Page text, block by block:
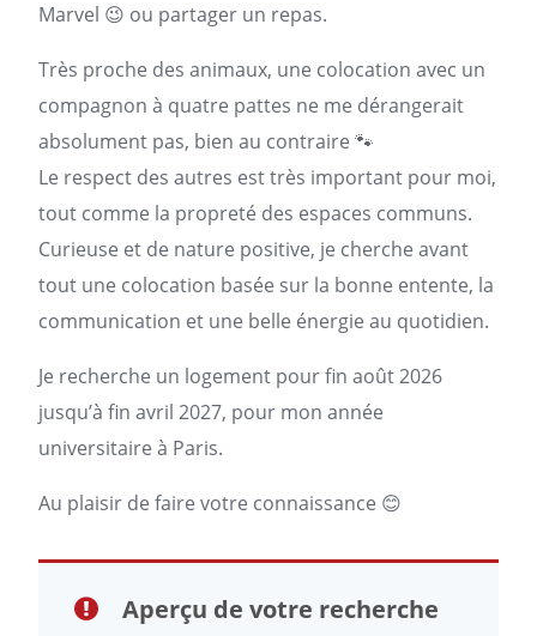
Marvel 😉 ou partager un repas.
Très proche des animaux, une colocation avec un
compagnon à quatre pattes ne me dérangerait
absolument pas, bien au contraire 🐾
Le respect des autres est très important pour moi,
tout comme la propreté des espaces communs.
Curieuse et de nature positive, je cherche avant
tout une colocation basée sur la bonne entente, la
communication et une belle énergie au quotidien.
Je recherche un logement pour fin août 2026
jusqu’à fin avril 2027, pour mon année
universitaire à Paris.
Au plaisir de faire votre connaissance 😊
Aperçu de votre recherche